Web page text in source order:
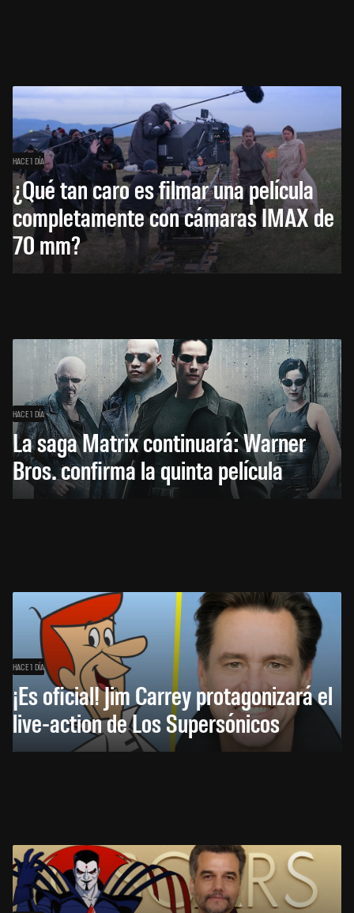
HACE 1 DÍA
¿Qué tan caro es filmar una película
completamente con cámaras IMAX de
70 mm?
HACE 1 DÍA
La saga Matrix continuará: Warner
Bros. confirma la quinta película
HACE 1 DÍA
¡Es oficial! Jim Carrey protagonizará el
live-action de Los Supersónicos